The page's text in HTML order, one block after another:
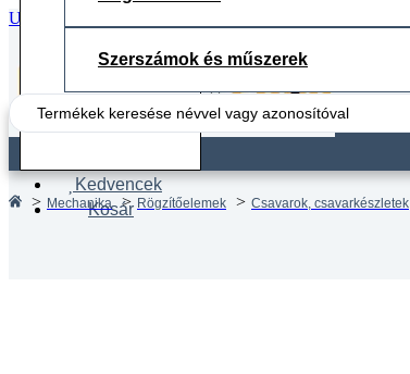
Ugrás a fő tartalomhoz
Search
...
Kedvencek
Kosár
Szerszámok és műszerek
Mechanika Rögzítőelemek Csavarok, csavarkészletek